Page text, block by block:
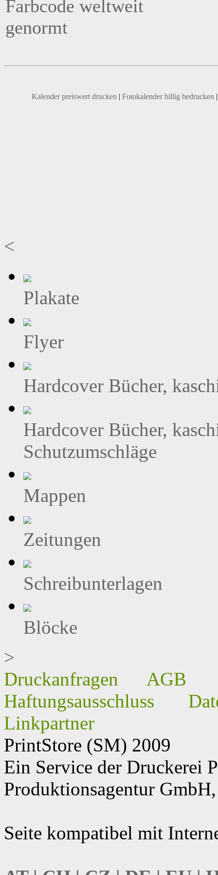
Farbcode weltweit
genormt
Kalender preiswert drucken | Fotokalender billig bedrucken
<
Plakate
Flyer
Hardcover Bücher,
Hardcover Bücher,
Schutzumschläge
Mappen
Zeitungen
Schreibunterlagen
Blöcke
>
Druckanfragen
AGB
Haftungsausschluss
Linkpartner
PrintStore (SM) 2009
Ein Service der Druckerei
Produktionsagentur
Seite kompatibel mit